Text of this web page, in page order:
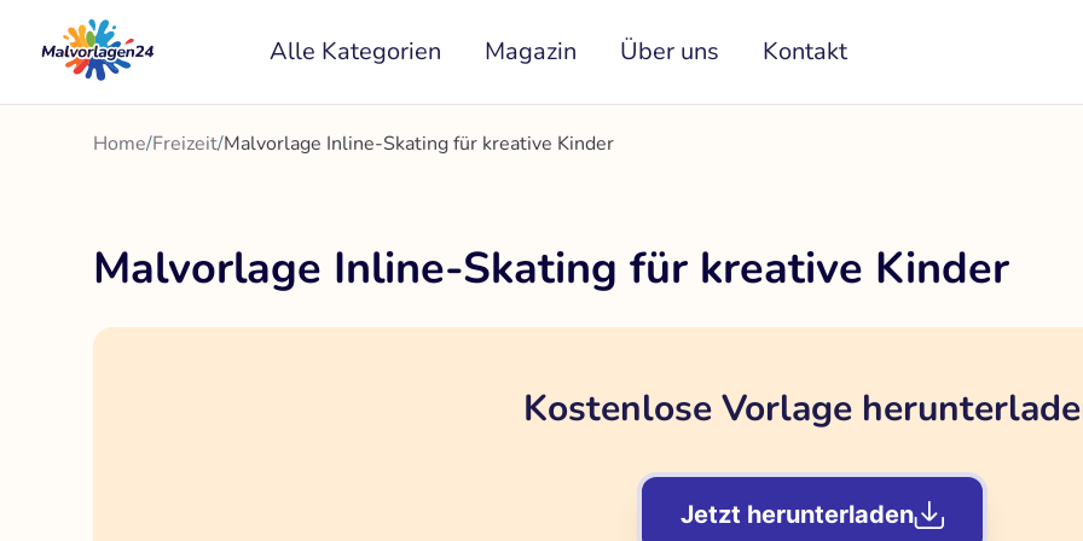
Inhalt
springen
Alle Kategorien Magazin Über uns Kontakt
Home/Freizeit/Malvorlage Inline-Skating für kreative Kinder
Malvorlage Inline-Skating für kreative Kinder
Kostenlose Vorlage
Jetzt herunterladen